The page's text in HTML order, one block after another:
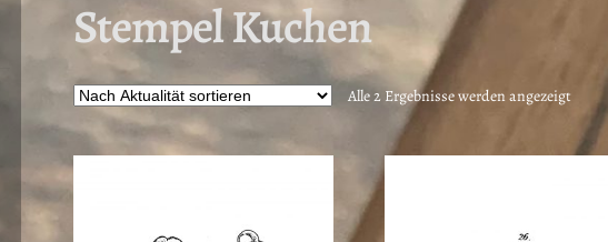
Stempel Kuchen
Alle 2 Ergebnisse werden angezeigt Nach